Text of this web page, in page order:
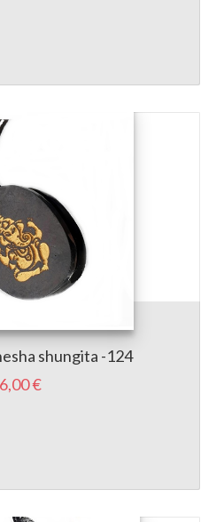
shungita -124
6,00 €